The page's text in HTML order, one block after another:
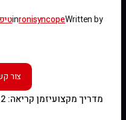
Written by
ronisyncope
in
מדריך מקצועיזמן קריאה: 2 דקות